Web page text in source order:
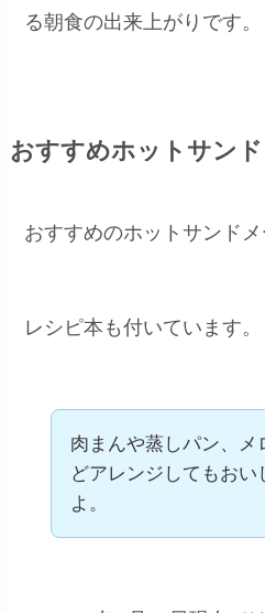
る朝食の出来上がりです。
おすすめホットサン
おすすめのホットサンドメ
レシピ本も付いています。
肉まんや蒸しパン、メ
どアレンジしてもおい
よ。